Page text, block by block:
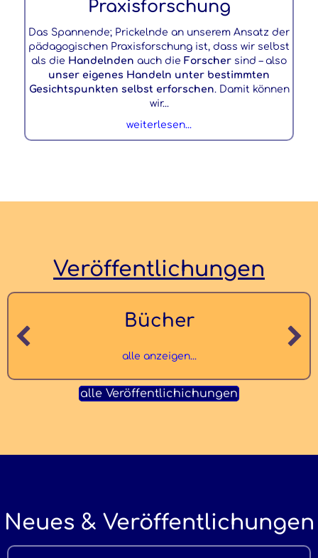
Praxisforschung
Das Spannende; Prickelnde an unserem Ansatz der
pädagogischen Praxisforschung ist, dass wir selbst
als die Handelnden auch die Forscher sind – also
unser eigenes Handeln unter bestimmten
Gesichtspunkten selbst erforschen. Damit können
wir...
weiterlesen...
Veröffentlichungen
Bücher
alle anzeigen...
alle Veröffentlichichungen
Neues & Veröffentlichungen